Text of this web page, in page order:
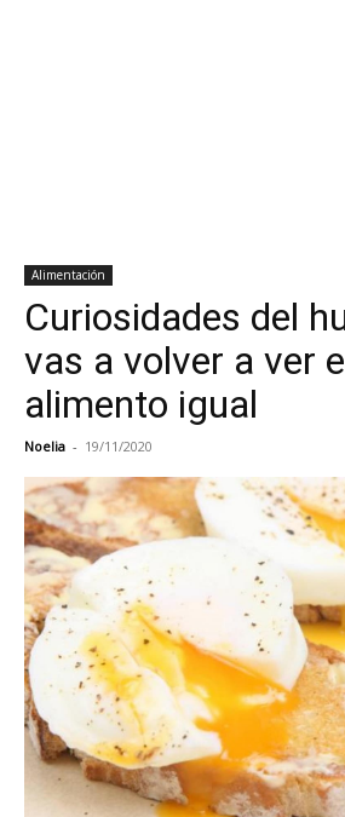
Alimentación
Curiosidades del
vas a volver a ver
alimento igual
Noelia - 19/11/2020